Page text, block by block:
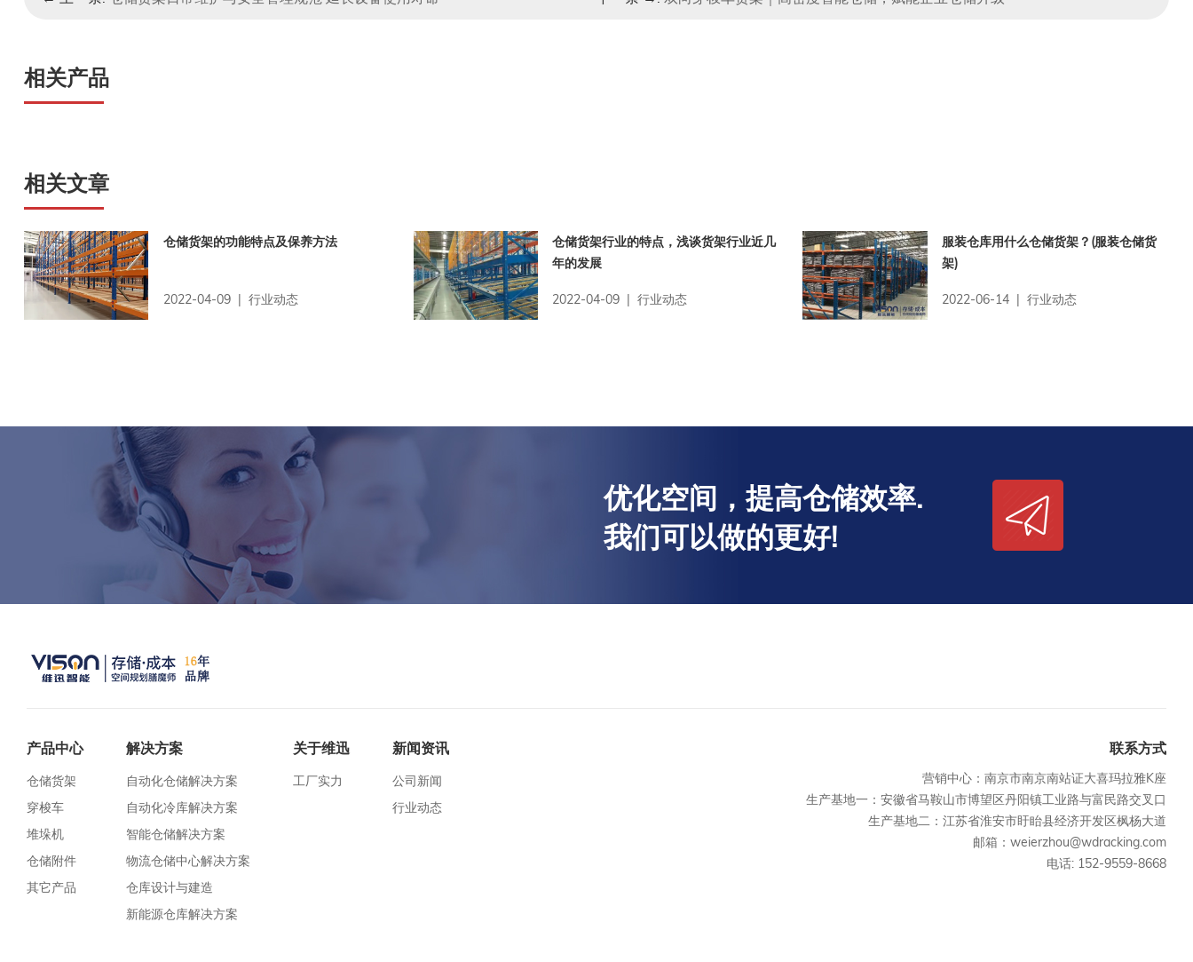
相关产品
相关文章
仓储货架的功能特点及保养方法
2022-04-09 | 行业动态
仓储货架行业的特点，浅谈货架行业近几
年的发展
2022-04-09 | 行业动态
服装仓库用什么仓储货架？(服装仓储货
架)
2022-06-14 | 行业动态
优化空间，提高仓储效率.
我们可以做的更好!
产品中心
仓储货架
穿梭车
堆垛机
仓储附件
其它产品
解决方案
自动化仓储解决方案
自动化冷库解决方案
智能仓储解决方案
物流仓储中心解决方案
仓库设计与建造
新能源仓库解决方案
关于维迅
工厂实力
新闻资讯
公司新闻
行业动态
联系方式
营销中心：南京市南京南站证大喜玛拉雅K座
生产基地一：安徽省马鞍山市博望区丹阳镇工业路与富民路交叉口
生产基地二：江苏省淮安市盱眙县经济开发区枫杨大道
邮箱：weierzhou@wdracking.com
电话: 152-9559-8668